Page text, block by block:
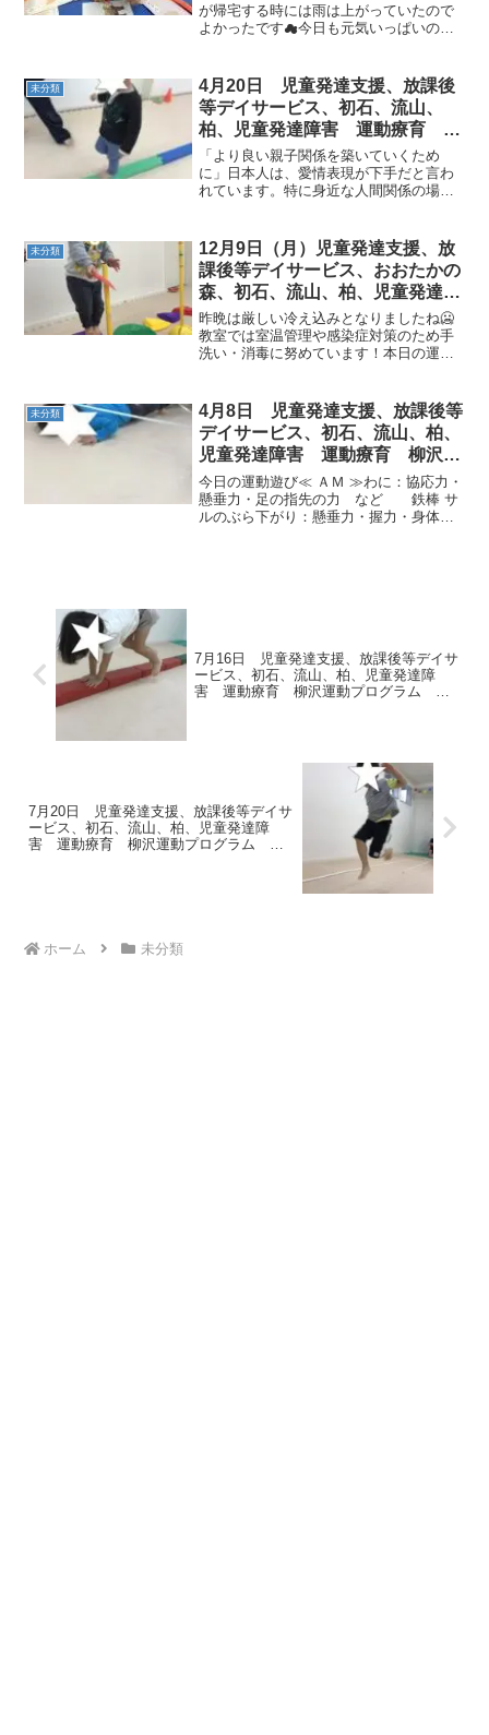
（発達気になる 発達障害 放デ
イ 自閉症 学習障害 LD
が帰宅する時には雨は上がっていたので
よかったです☁今日も元気いっぱいのお
放デイ ≫今日もたくさん運動しました☆
お疲れ様でし...
未分類
4月20日 児童発達支援、放課後
等デイサービス、初石、流山、
柏、児童発達障害 運動療育 柳
沢運動プログラム こども発達気
になる 発達障害 放デ
「より良い親子関係を築いていくため
に」日本人は、愛情表現が下手だと言わ
れています。特に身近な人間関係の場合
ろか感謝の気持ち、お礼など改まって言
葉にしたりすることが滅多に...
未分類
12月9日（月）児童発達支援、放
課後等デイサービス、おおたかの
森、初石、流山、柏、児童発達ラ
ム こども障害 運動療育 柳沢
運動プログ発達気になる 発達障
害 放デイ 自閉症 ADHD ア
昨晩は厳しい冷え込みとなりましたね🥶
教室では室温管理や感染症対策のため手
洗い・消毒に努めています！本日の運動
ストーンを渡っています！不安定な足場
でも狙ってマーカーをす...
未分類
4月8日 児童発達支援、放課後等
デイサービス、初石、流山、柏、
児童発達障害 運動療育 柳沢運
動プログラム こども発達気にな
る 発達障害 放デ
今日の運動遊び≪ ＡＭ ≫わに：協応力・
懸垂力・足の指先の力 など 鉄棒 サ
ルのぶら下がり：懸垂力・握力・身体コ
7月16日 児童発達支援、放課後等デイサ
ービス、初石、流山、柏、児童発達障
害 運動療育 柳沢運動プログラム こ
7月20日 児童発達支援、放課後等デイサ
ービス、初石、流山、柏、児童発達障
害 運動療育 柳沢運動プログラム こ
ホーム 未分類